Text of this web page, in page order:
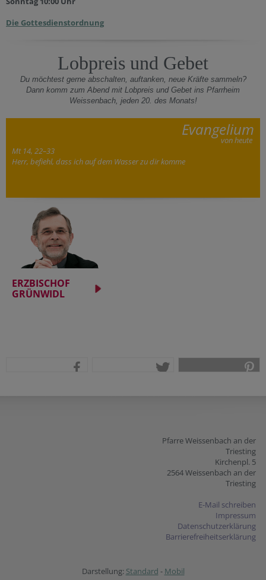
Die Gottesdienstordnung
Lobpreis und Gebet
Du möchtest gerne abschalten, auftanken, neue Kräfte sammeln?
Dann komm zum Abend mit Lobpreis und Gebet ins Pfarrheim
Weissenbach, jeden 20. des Monats!
Evangelium
von heute
Mt 14, 22–33
Herr, befiehl, dass ich auf dem Wasser zu dir komme
ERZBISCHOF
GRÜNWIDL
Pfarre Weissenbach an der
Triesting
Kirchenpl. 5
2564 Weissenbach an der
Triesting
E-Mail schreiben
Impressum
Datenschutzerklärung
Barrierefreiheitserklärung
Darstellung: Standard - Mobil